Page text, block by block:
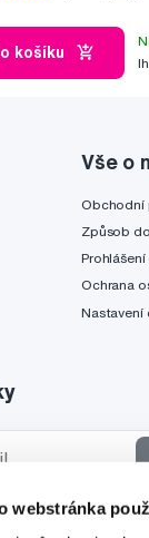
webstránka
košíku
Vše o
Obchodní
Způsob
Ochrana
Nastavení